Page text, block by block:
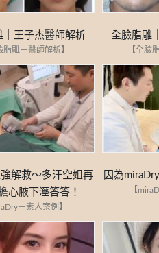
基尼除毛 微整注射
｜王子杰醫師解析
脂雕－醫師解析】
全臉脂雕
【全臉
解救～多汗空姐再
心腋下溼答答！
－素人案例】
因為
【